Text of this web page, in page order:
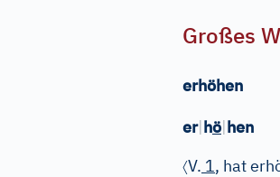
Großes
erhöhen
er|hö|hen
〈V. 1, hat